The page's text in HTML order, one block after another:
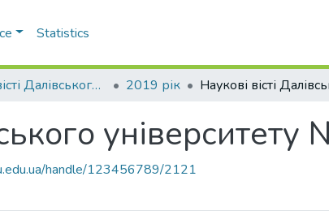
Statistics
Наукові вісті Далівського університету 2019 рік
handle/123456789/2121